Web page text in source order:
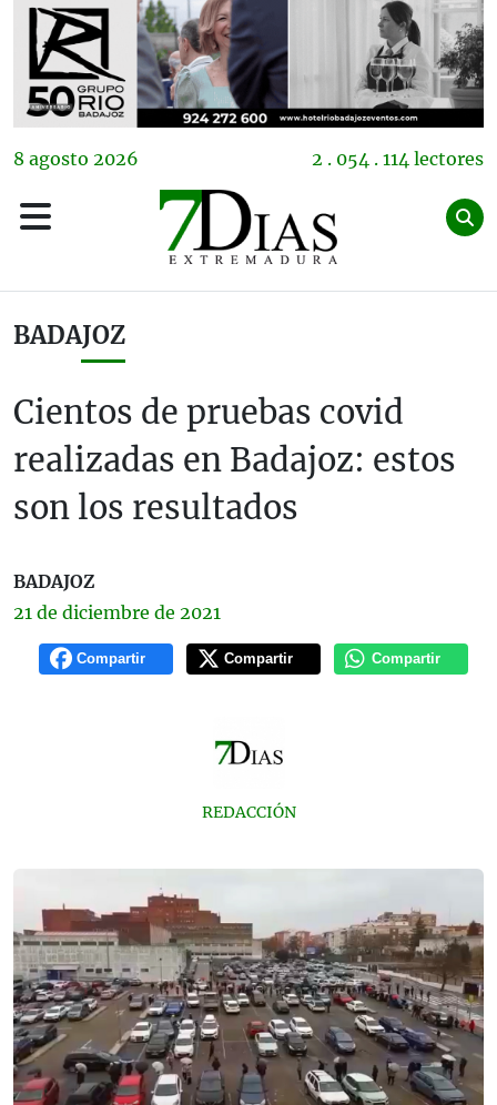
8 agosto 2026 2 . 054 . 114 lectores
BADAJOZ
Cientos de pruebas covid
realizadas en Badajoz: estos
son los resultados
BADAJOZ
21 de diciembre de 2021
Compartir Compartir Compartir
REDACCIÓN